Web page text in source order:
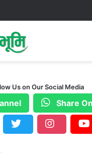
Us on Our Social Media
Share